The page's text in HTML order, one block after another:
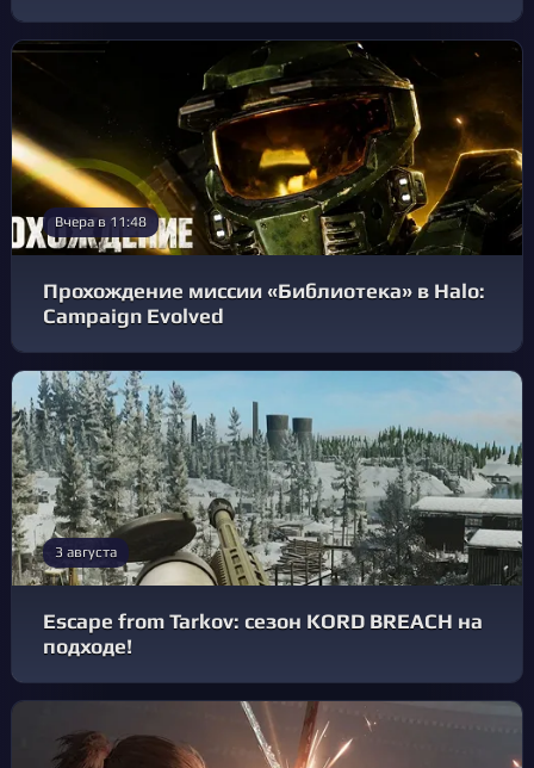
Вчера в 11:48
Прохождение миссии «Библиотека» в Halo:
Campaign Evolved
3 августа
Escape from Tarkov: сезон KORD BREACH на
подходе!